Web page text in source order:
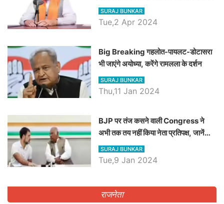
रैली, एक सभा से 8 सीटों पर साधेगें निशाना
SURAJ BUNKAR
Tue,2 Apr 2024
Big Breaking गहलोत-पायलट-डोटासरा
भी जाएंगे अयोध्या, करेंगे रामलला के दर्शन
SURAJ BUNKAR
Thu,11 Jan 2024
BJP पर तंज कसने वाली Congress ने
अभी तक तय नहीं किया नेता प्रतिपक्ष, जानें
कौन होगा दावेदार
SURAJ BUNKAR
Tue,9 Jan 2024
राजनेता